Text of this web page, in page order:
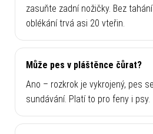
zasuňte zadní nožičky. Bez
oblékání trvá asi 20 vteřin.
Může pes v pláštěnce čůrat?
Ano – rozkrok je vykrojený, pes
sundávání. Platí to pro feny i psy.